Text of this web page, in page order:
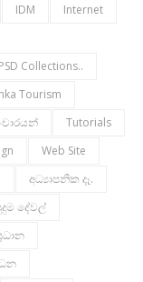
IDM
Internet
PSD Collections..
Tourism
Tutorials
Web Site
අධ්‍යාපනික දෑ.
දේවල්